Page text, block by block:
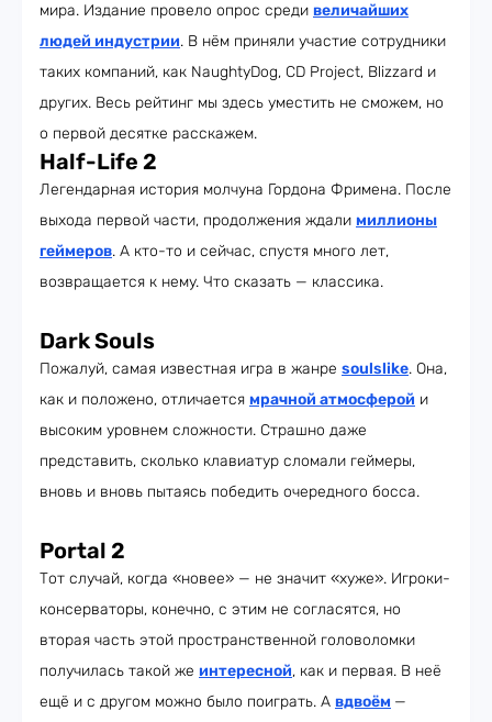
мира. Издание провело опрос среди величайших
людей индустрии. В нём приняли участие сотрудники
таких компаний, как NaughtyDog, CD Project, Blizzard и
других. Весь рейтинг мы здесь уместить не сможем, но
о первой десятке расскажем.
Half-Life 2
Легендарная история молчуна Гордона Фримена. После
выхода первой части, продолжения ждали миллионы
геймеров. А кто-то и сейчас, спустя много лет,
возвращается к нему. Что сказать — классика.
Dark Souls
Пожалуй, самая известная игра в жанре soulslike. Она,
как и положено, отличается мрачной атмосферой и
высоким уровнем сложности. Страшно даже
представить, сколько клавиатур сломали геймеры,
вновь и вновь пытаясь победить очередного босса.
Portal 2
Тот случай, когда «новее» — не значит «хуже». Игроки-
консерваторы, конечно, с этим не согласятся, но
вторая часть этой пространственной головоломки
получилась такой же интересной, как и первая. В неё
ещё и с другом можно было поиграть. А вдвоём —